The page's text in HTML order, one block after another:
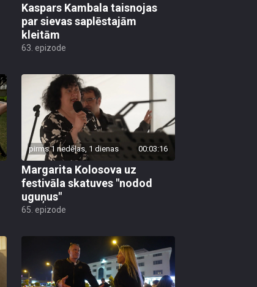
Kaspars Kambala taisnojas
par sievas saplēstajām
kleitām
63. epizode
pirms 1 nedēļas, 1 dienas 00:03:16
Margarita Kolosova uz
festivāla skatuves "nodod
uguņus"
65. epizode